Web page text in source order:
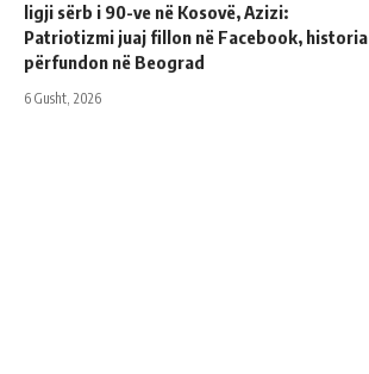
ligji sërb i 90-ve në Kosovë, Azizi:
Patriotizmi juaj fillon në Facebook, historia
përfundon në Beograd
6 Gusht, 2026